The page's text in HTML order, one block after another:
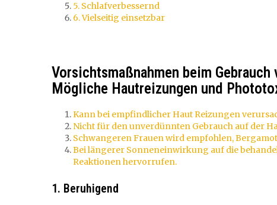
5. Schlafverbessernd
6. Vielseitig einsetzbar
Vorsichtsmaßnahmen beim
Mögliche Hautreizungen und
Kann bei empfindlicher Haut Reizungen
Nicht für den unverdünnten Gebrauch auf der
Schwangeren Frauen wird empfohlen,
Bei längerer Sonneneinwirkung auf die
Reaktionen hervorrufen.
1. Beruhigend